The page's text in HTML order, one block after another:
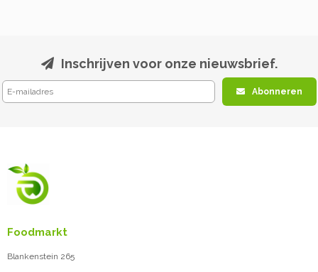
Inschrijven voor onze nieuwsbrief.
Abonneren
Foodmarkt
Blankenstein 265